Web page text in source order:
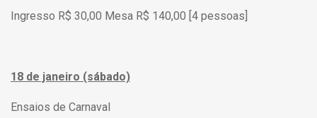
Ingresso R$ 30,00 Mesa R$ 140,00 [4 pessoas]
18 de janeiro (sábado)
Ensaios de Carnaval